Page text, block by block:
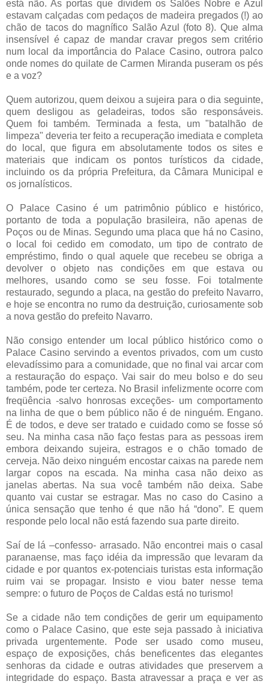
está não. As portas que dividem os Salões Nobre e Azul
estavam calçadas com pedaços de madeira pregados (!) ao
chão de tacos do magnífico Salão Azul (foto 8). Que alma
insensível é capaz de mandar cravar pregos sem critério
num local da importância do Palace Casino, outrora palco
onde nomes do quilate de Carmen Miranda puseram os pés
e a voz?
Quem autorizou, quem deixou a sujeira para o dia seguinte,
quem desligou as geladeiras, todos são responsáveis.
Quem foi também. Terminada a festa, um "batalhão de
limpeza" deveria ter feito a recuperação imediata e completa
do local, que figura em absolutamente todos os sites e
materiais que indicam os pontos turísticos da cidade,
incluindo os da própria Prefeitura, da Câmara Municipal e
os jornalísticos.
O Palace Casino é um patrimônio público e histórico,
portanto de toda a população brasileira, não apenas de
Poços ou de Minas. Segundo uma placa que há no Casino,
o local foi cedido em comodato, um tipo de contrato de
empréstimo, findo o qual aquele que recebeu se obriga a
devolver o objeto nas condições em que estava ou
melhores, usando como se seu fosse. Foi totalmente
restaurado, segundo a placa, na gestão do prefeito Navarro,
e hoje se encontra no rumo da destruição, curiosamente sob
a nova gestão do prefeito Navarro.
Não consigo entender um local público histórico como o
Palace Casino servindo a eventos privados, com um custo
elevadíssimo para a comunidade, que no final vai arcar com
a restauração do espaço. Vai sair do meu bolso e do seu
também, pode ter certeza. No Brasil infelizmente ocorre com
freqüência -salvo honrosas exceções- um comportamento
na linha de que o bem público não é de ninguém. Engano.
É de todos, e deve ser tratado e cuidado como se fosse só
seu. Na minha casa não faço festas para as pessoas irem
embora deixando sujeira, estragos e o chão tomado de
cerveja. Não deixo ninguém encostar caixas na parede nem
largar copos na escada. Na minha casa não deixo as
janelas abertas. Na sua você também não deixa. Sabe
quanto vai custar se estragar. Mas no caso do Casino a
única sensação que tenho é que não há “dono”. E quem
responde pelo local não está fazendo sua parte direito.
Saí de lá –confesso- arrasado. Não encontrei mais o casal
paranaense, mas faço idéia da impressão que levaram da
cidade e por quantos ex-potenciais turistas esta informação
ruim vai se propagar. Insisto e viou bater nesse tema
sempre: o futuro de Poços de Caldas está no turismo!
Se a cidade não tem condições de gerir um equipamento
como o Palace Casino, que este seja passado à iniciativa
privada urgentemente. Pode ser usado como museu,
espaço de exposições, chás beneficentes das elegantes
senhoras da cidade e outras atividades que preservem a
integridade do espaço. Basta atravessar a praça e ver as